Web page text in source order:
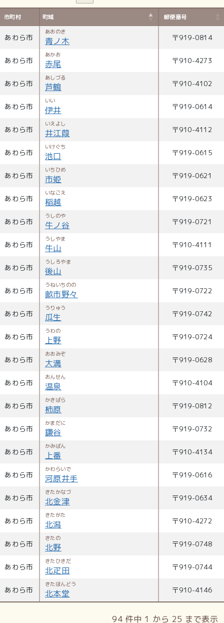
市町村 町域 郵便番号
あわら市
あおのき
青ノ木 〒919-0814
あわら市
あかお
赤尾 〒910-4273
あわら市
あしづる
芦鶴 〒910-4102
あわら市
いい
伊井 〒919-0614
あわら市
いえよし
井江葭 〒910-4112
あわら市
いけぐち
池口 〒919-0615
あわら市
いちひめ
市姫 〒919-0621
あわら市
いなごえ
稲越 〒919-0623
あわら市
うしのや
牛ノ谷 〒919-0721
あわら市
うしやま
牛山 〒910-4111
あわら市
うしろやま
後山 〒919-0735
あわら市
うねいちのの
畝市野々 〒919-0722
あわら市
うりゅう
瓜生 〒919-0742
あわら市
うわの
上野 〒919-0724
あわら市
おおみぞ
大溝 〒919-0628
あわら市
おんせん
温泉 〒910-4104
あわら市
かきばら
柿原 〒919-0812
あわら市
かまだに
鎌谷 〒919-0732
あわら市
かみばん
上番 〒910-4134
あわら市
かわらいで
河原井手 〒919-0616
あわら市
きたかなづ
北金津 〒919-0634
あわら市
きたがた
北潟 〒910-4272
あわら市
きたの
北野 〒919-0748
あわら市
きたひきだ
北疋田 〒919-0744
あわら市
きたほんどう
北本堂 〒910-4146
94 件中 1 から 25 まで表示